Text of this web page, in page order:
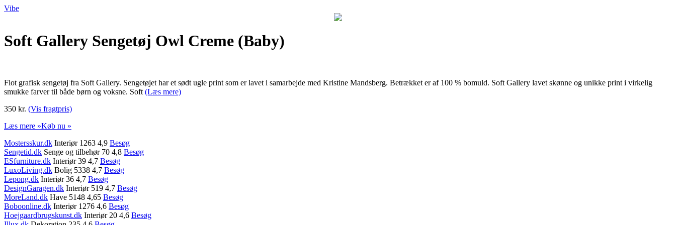
Vibe
Soft Gallery Sengetøj Owl Creme (Baby)
Flot grafisk sengetøj fra Soft Gallery. Sengetøjet har et sødt ugle print som er lavet i samarbejde med Kristine Mandsberg. Betrækket er af 100 % bomuld. Soft Gallery lavet skønne og unikke print i virkelig
smukke farver til både børn og voksne. Soft (Læs mere)
350 kr. (Vis fragtpris)
Læs mere »Køb nu »
Mostersskur.dk Interiør 1263 4,9 Besøg
Sengetid.dk Senge og tilbehør 70 4,8 Besøg
ESfurniture.dk Interiør 39 4,7 Besøg
LuxoLiving.dk Bolig 5338 4,7 Besøg
Lepong.dk Interiør 36 4,7 Besøg
DesignGaragen.dk Interiør 519 4,7 Besøg
MoreLand.dk Have 5148 4,65 Besøg
Boboonline.dk Interiør 1276 4,6 Besøg
Hoejgaardbrugskunst.dk Interiør 20 4,6 Besøg